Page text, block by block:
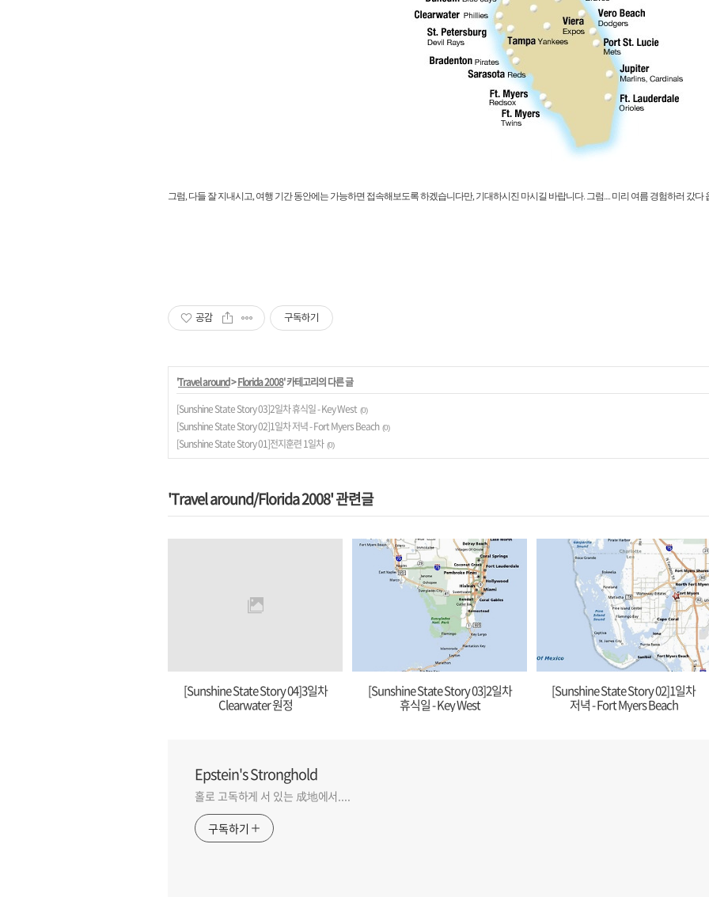
그럼, 다들 잘 지내시고, 여행 기간 동안에는 가능하면 접속해보도록 하겠습니다만, 기대하시진 마시길 바랍니다. 그럼.... 미리 여름 경험하러 갔다
공감 구독하기
'Travel around>Florida 2008' 카테고리의 다른 글
[Sunshine State Story 03]2일차 휴식일 - Key West (0)
[Sunshine State Story 02]1일차 저녁 - Fort Myers Beach (0)
[Sunshine State Story 01]전지훈련 1일차 (0)
'Travel around/Florida 2008' 관련글
[Sunshine State Story 04]3일차
Clearwater 원정
[Sunshine State Story 03]2일차
휴식일 - Key West
[Sunshine State Story 02]1일차
저녁 - Fort Myers Beach
Epstein's Stronghold
홀로 고독하게 서 있는 成地에서....
구독하기